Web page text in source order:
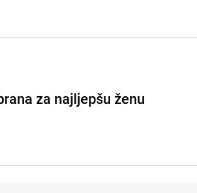
za najljepšu ženu